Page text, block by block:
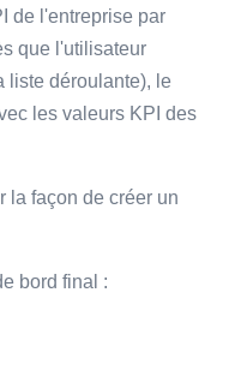
de l'entreprise par
que l'utilisateur
liste déroulante), le
les valeurs KPI des
la façon de créer un
bord final :